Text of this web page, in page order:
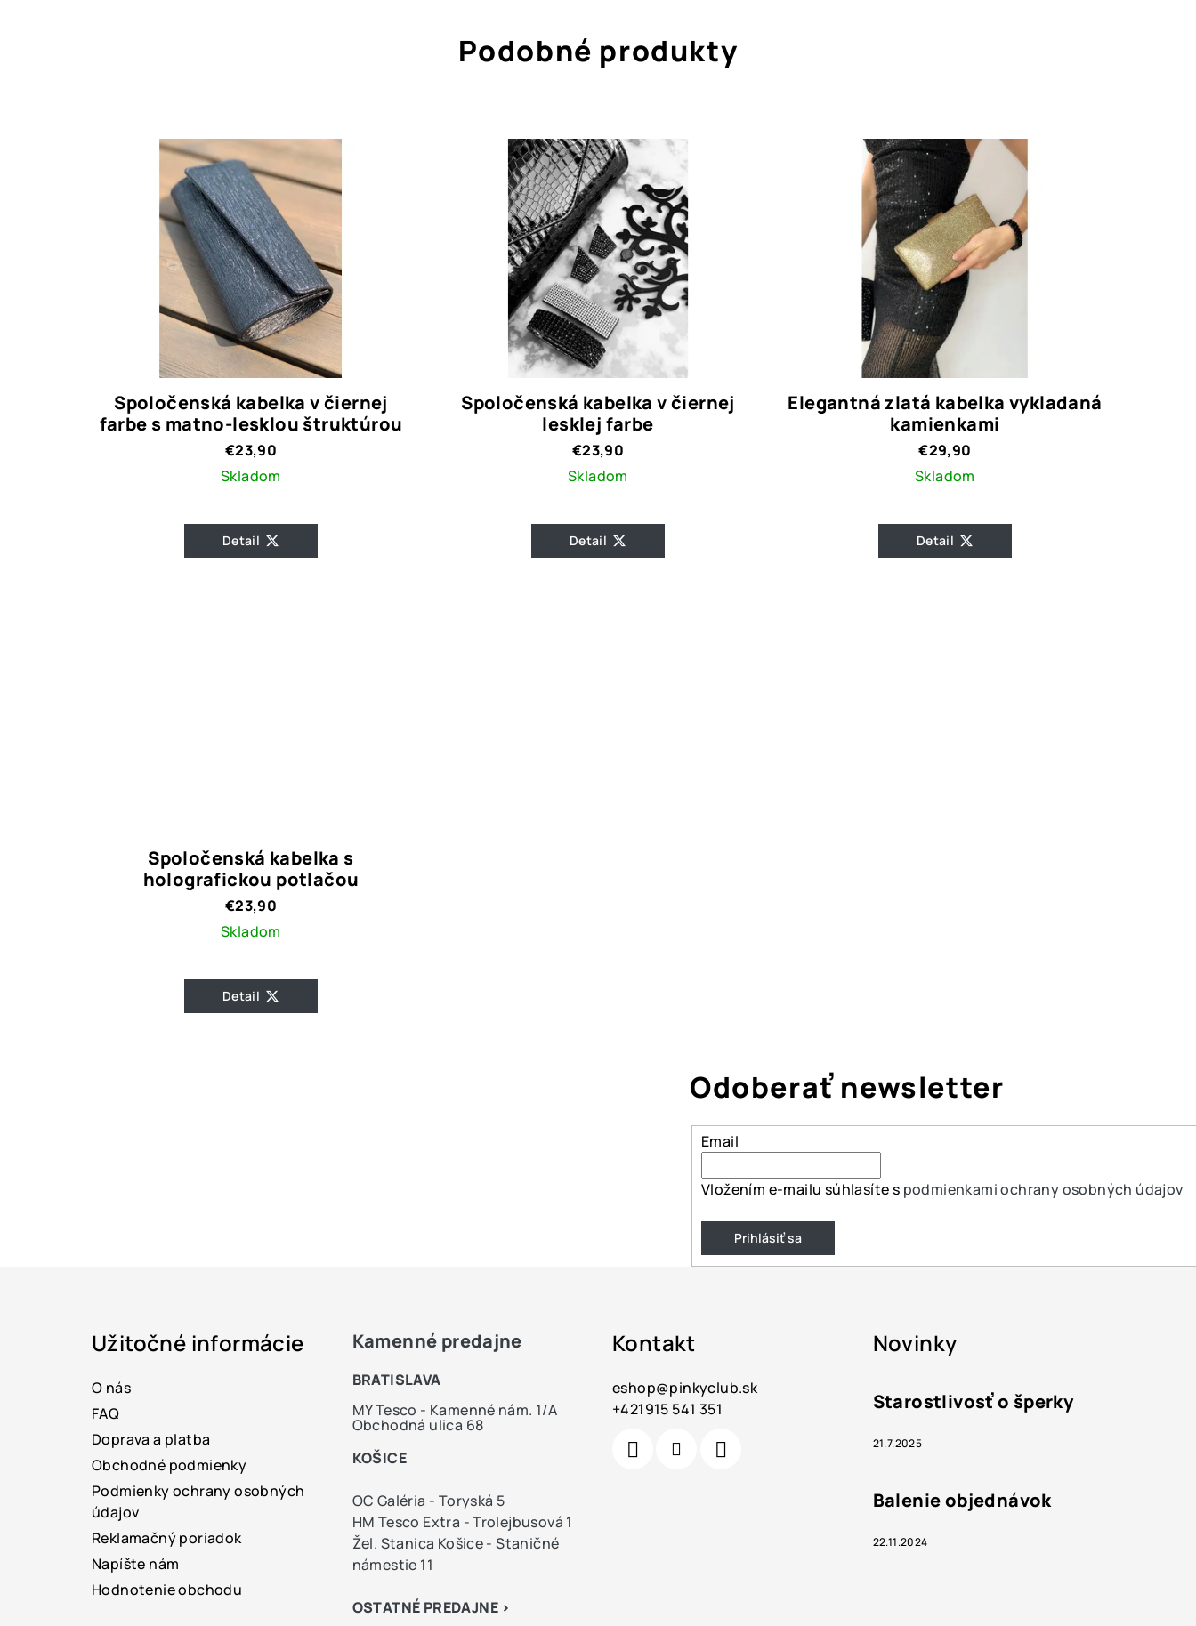
Podobné produkty
Spoločenská kabelka v čiernej
farbe s matno-lesklou štruktúrou
€23,90
Skladom
Detail
Spoločenská kabelka v čiernej
lesklej farbe
€23,90
Skladom
Detail
Elegantná zlatá kabelka vykladaná
kamienkami
€29,90
Skladom
Detail
Spoločenská kabelka s
holografickou potlačou
€23,90
Skladom
Detail
Odoberať newsletter
Email
Vložením e-mailu súhlasíte s podmienkami ochrany osobných údajov
Prihlásiť sa
Užitočné informácie
O nás
FAQ
Doprava a platba
Obchodné podmienky
Podmienky ochrany osobných
údajov
Reklamačný poriadok
Napíšte nám
Hodnotenie obchodu
Kamenné predajne
BRATISLAVA
MY Tesco - Kamenné nám. 1/A
Obchodná ulica 68
KOŠICE
OC Galéria - Toryská 5
HM Tesco Extra - Trolejbusová 1
Žel. Stanica Košice - Staničné
námestie 11
OSTATNÉ PREDAJNE >
Kontakt
eshop@pinkyclub.sk
+421915 541 351
Novinky
Starostlivosť o šperky
21.7.2025
Balenie objednávok
22.11.2024